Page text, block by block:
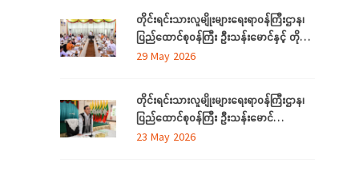
တိုင်းရင်းသားစာပေနှင့် ယဉ်ကျေးမှု
အသင်းအဖွဲ့ ကိုယ်စားလှယ်များအား တည်
ခင်းဧည့်ခံသည့် ဂုဏ်ပြုညစာစားပွဲသို့တက်
ရောက်
တိုင်းရင်းသားလူမျိုးများရေးရာဝန်ကြီးဌာန၊
ပြည်ထောင်စုဝန်ကြီး ဦးသန်းမောင်နှင့် တိုင်း
ဒေသကြီးနှင့်ပြည်နယ် တိုင်းရင်းသား
အစည်းအဝေး ကျင်းပ
29 May 2026
တိုင်းရင်းသားလူမျိုးများရေးရာဝန်ကြီးဌာန၊
ပြည်ထောင်စုဝန်ကြီး ဦးသန်းမောင်
ကရင်ပြည်နယ် အတွင်းရှိ တိုင်းရင်းသား
23 May 2026